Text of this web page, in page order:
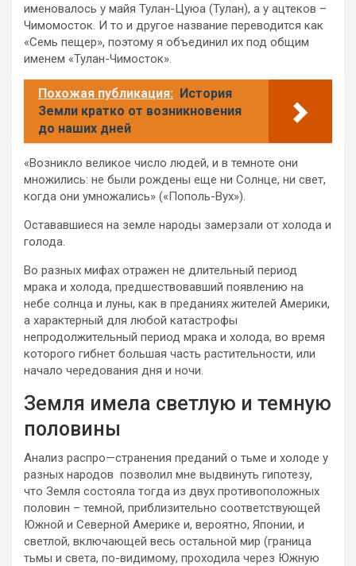
именовалось у майя Тулан-Цуюа (Тулан), а у ацтеков –
Чимомосток. И то и другое название переводится как
«Семь пещер», поэтому я объединил их под общим
именем «Тулан-Чимосток».
Похожая публикация: История
Земли кратко от возникновения
до наших дней
«Возникло великое число людей, и в темноте они
множились: не были рождены еще ни Солнце, ни свет,
когда они умножались» («Пополь-Вух»).
Остававшиеся на земле народы замерзали от холода и
голода.
Во разных мифах отражен не длительный период
мрака и холода, предшествовавший появлению на
небе солнца и луны, как в преданиях жителей Америки,
а характерный для любой катастрофы
непродолжительный период мрака и холода, во время
которого гибнет большая часть растительности, или
начало чередования дня и ночи.
Земля имела светлую и темную
половины
Анализ распро—странения преданий о тьме и холоде у
разных народов позволил мне выдвинуть гипотезу,
что Земля состояла тогда из двух противоположных
половин – темной, приблизительно соответствующей
Южной и Северной Америке и, вероятно, Японии, и
светлой, включающей весь остальной мир (граница
тьмы и света, по-видимому, проходила через Южную